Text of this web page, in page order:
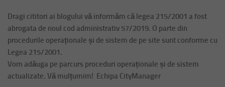
Dragi cititori ai blogului vă informăm că legea 215/2001 a fost
abrogata de noul cod administrativ 57/2019. O parte din
procedurile operaționale și de sistem de pe site sunt conforme cu
Legea 215/2001.
Vom adăuga pe parcurs proceduri operaționale și de sistem
actualizate. Vă mulțumim! Echipa CityManager